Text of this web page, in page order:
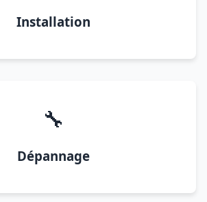
Installation
🔧
Dépannage